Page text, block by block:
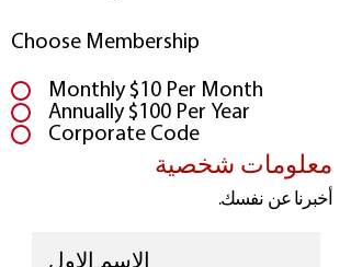
Choose Membership
Monthly $10 Per Month
Annually $100 Per Year
Corporate Code
معلومات شخصية
أخبرنا عن نفسك.